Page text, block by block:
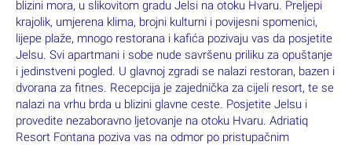
resorta 5.6.2020.
Adriatiq Resort Fontana je smješten na padini borove šume u
blizini mora, u slikovitom gradu Jelsi na otoku Hvaru. Preljepi
krajolik, umjerena klima, brojni kulturni i povijesni spomenici,
lijepe plaže, mnogo restorana i kafića pozivaju vas da posjetite
Jelsu. Svi apartmani i sobe nude savršenu priliku za opuštanje
i jedinstveni pogled. U glavnoj zgradi se nalazi restoran, bazen i
dvorana za fitnes. Recepcija je zajednička za cijeli resort, te se